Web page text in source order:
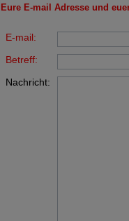
Eure E-mail Adresse und
E-mail:
Betreff:
Nachricht: